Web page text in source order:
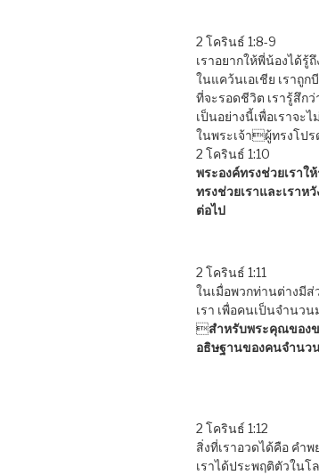
2 โครินธ์ 1:8-9
เราอยากให้พี่น้องได้รู้
ในแคว้นเอเชีย เราถู
ที่จะรอดชีวิต เรารู้สึก
เป็นอย่างนี้เพื่อเราจะ
ในพระเจ้าผู้ทรงโป
2 โครินธ์ 1:10
พระองค์ทรงช่วยเราใ
ทรงช่วยเราและเราห
ต่อไป
2 โครินธ์ 1:11
ในเมื่อพวกท่านต่างมี
เรา เพื่อคนเป็นจำนว
สำหรับพระคุณของ
อธิษฐานของคนจำนว
2 โครินธ์ 1:12
สิ่งที่เราอวดได้คือ คำ
เราได้ประพฤติตัวในโ